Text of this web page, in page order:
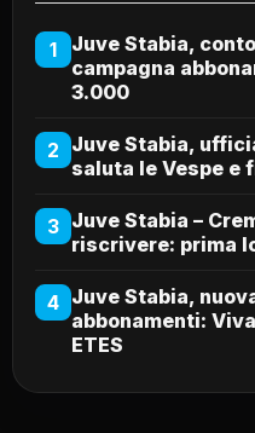
1
Juve Stabia,
campagna
3.000
2 Juve Stabia,
saluta le Vespe e
3 Juve Stabia –
riscrivere: prima
4 Juve Stabia,
abbonamenti:
ETES